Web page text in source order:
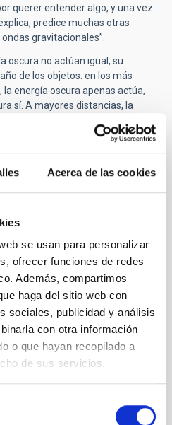
Acerca de las cookies
se usan para personalizar
ofrecer funciones de redes
Además, compartimos
haga del sitio web con
sociales, publicidad y análisis
con otra información
o que hayan recopilado a
de sus servicios.
querer entender algo, y una vez
predice muchas otras
gravitacionales”.
oscura no actúan igual, su
de los objetos: en los más
energía oscura apenas actúa,
sí. A mayores distancias, la
en importancia.
tan complejo como
sobre su futuro, si se va
un momento en el que va a
o cuya presencia detectamos
paradigmático es la galaxia
simple vista, sin necesidad de
norte, hay registros de
pero su naturaleza no se
algunas estrellas podía conocerse
y consecuentemente su